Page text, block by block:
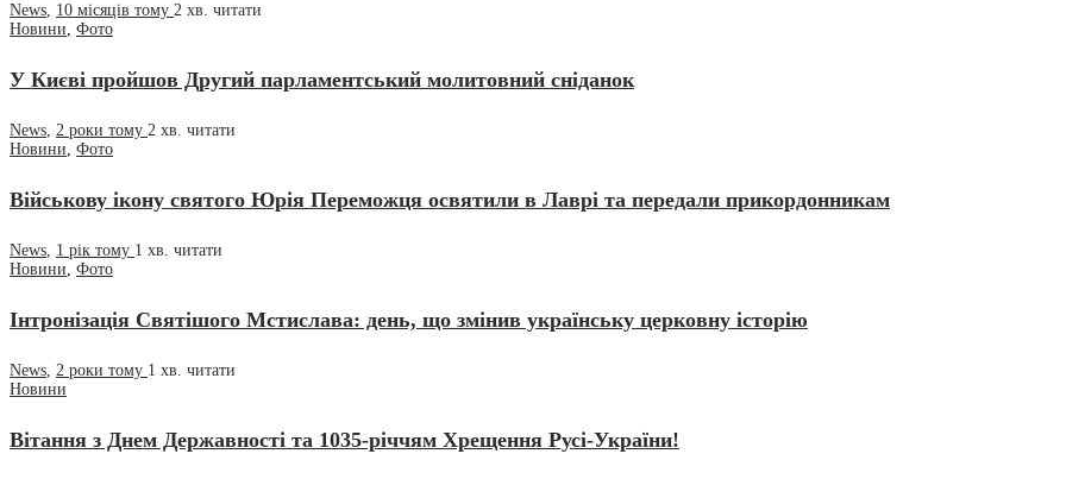
News, 10 місяців тому 2 хв. читати
Новини, Фото
У Києві пройшов Другий парламентський молитовний сніданок
News, 2 роки тому 2 хв. читати
Новини, Фото
Військову ікону святого Юрія Переможця освятили в Лаврі та передали прикордонникам
News, 1 рік тому 1 хв. читати
Новини, Фото
Інтронізація Святішого Мстислава: день, що змінив українську церковну історію
News 2 роки тому 1 хв. читати
Новини
Вітання з Днем Державності та 1035-річчям Хрещення Русі-України!